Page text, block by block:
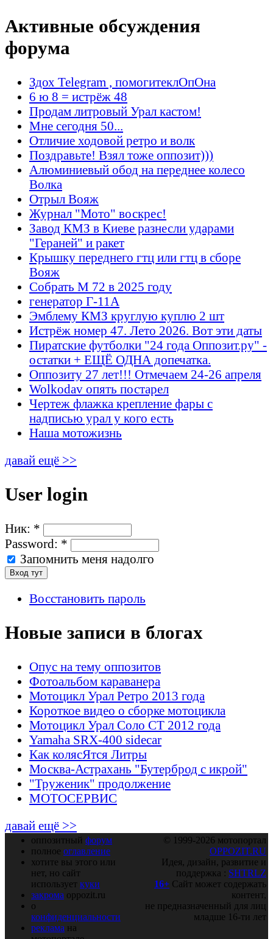
Активные обсуждения
форума
Здох Telegram , помогитеклОпОна
6 ю 8 = истрёж 48
Продам литровый Урал кастом!
Мне сегодня 50...
Отличие ходовой ретро и волк
Поздравьте! Взял тоже оппозит)))
Алюминиевый обод на переднее колесо
Волка
Отрыл Вояж
Журнал "Мото" воскрес!
Завод КМЗ в Киеве разнесли ударами
"Гераней" и ракет
Крышку переднего гтц или гтц в сборе
Вояж
Собрать М 72 в 2025 году
генератор Г-11А
Эмблему КМЗ круглую куплю 2 шт
Истрёж номер 47. Лето 2026. Вот эти даты
Пиратские футболки "24 года Оппозит.ру" -
остатки + ЕЩЁ ОДНА допечатка.
Оппозиту 27 лет!!! Отмечаем 24-26 апреля
Wolkodav опять постарел
Чертеж флажка крепление фары с
надписью урал у кого есть
Наша мотожизнь
давай ещё >>
User login
Ник: *
Password: *
Запомнить меня надолго
Восстановить пароль
Новые записи в блогах
Опус на тему оппозитов
Фотоальбом караванера
Мотоцикл Урал Ретро 2013 года
Короткое видео о сборке мотоцикла
Мотоцикл Урал Соло СТ 2012 года
Yamaha SRX-400 sidecar
Как колясЯтся Литры
Москва-Астрахань "Бутерброд с икрой"
"Труженик" продолжение
МОТОСЕРВИС
давай ещё >>
оппозитный форум
полное оглавление
хотите вы этого или
нет, но сайт
использует куки
закрома oppozit.ru
о
конфиденциальности
реклама на
© 1999-2026 мотопортал
OPPOZIT.RU
Идея, дизайн, развитие и
поддержка : SHTRLZ
16+ Сайт может содержать
контент,
не предназначенный для лиц
младше 16-ти лет